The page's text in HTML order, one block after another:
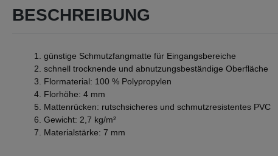
BESCHREIBUNG
günstige Schmutzfangmatte für Eingangsbereiche
schnell trocknende und abnutzungsbeständige Oberfläche
Flormaterial: 100 % Polypropylen
Florhöhe: 4 mm
Mattenrücken: rutschsicheres und schmutzresistentes PVC
Gewicht: 2,7 kg/m²
Materialstärke: 7 mm